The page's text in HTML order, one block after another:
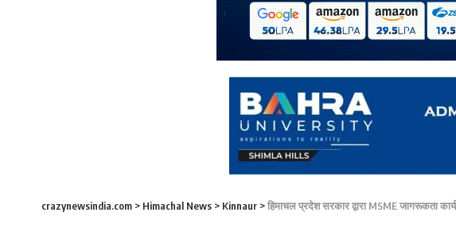
crazynewsindia.com > Himachal News > Kinnaur >हिमाचल प्रदेश सरकार द्वारा MSME जागरूकता